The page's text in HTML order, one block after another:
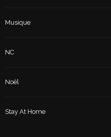
Musique
NC
Noël
Stay At Home